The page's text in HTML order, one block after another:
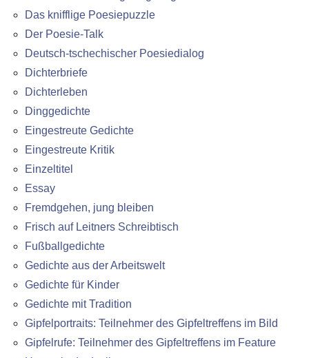
Das knifflige Poesiepuzzle
Der Poesie-Talk
Deutsch-tschechischer Poesiedialog
Dichterbriefe
Dichterleben
Dinggedichte
Eingestreute Gedichte
Eingestreute Kritik
Einzeltitel
Essay
Fremdgehen, jung bleiben
Frisch auf Leitners Schreibtisch
Fußballgedichte
Gedichte aus der Arbeitswelt
Gedichte für Kinder
Gedichte mit Tradition
Gipfelportraits: Teilnehmer des Gipfeltreffens im Bild
Gipfelrufe: Teilnehmer des Gipfeltreffens im Feature